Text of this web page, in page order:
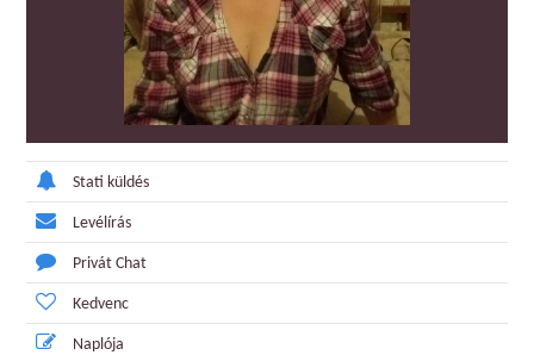
Stati küldés
Levélírás
Privát Chat
Kedvenc
Naplója